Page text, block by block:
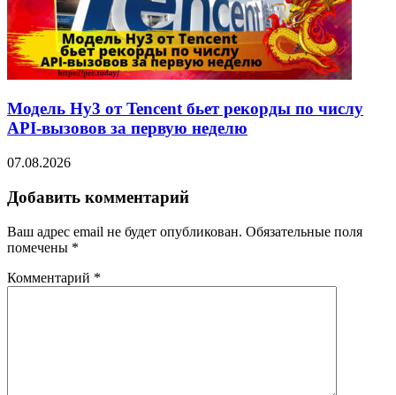
Модель Hy3 от Tencent бьет рекорды по числу
API-вызовов за первую неделю
07.08.2026
Добавить комментарий
Ваш адрес email не будет опубликован. Обязательные поля
помечены *
Комментарий *